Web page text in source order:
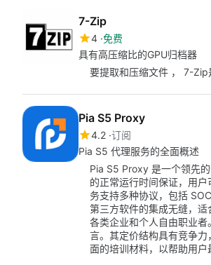
7-Zip
4 免费
具有高压缩比的GPU归档器
要提取和压缩文件 ， 7-Zip
Pia S5 Proxy
4.2 订阅
Pia S5 代理服务的全面概述
Pia S5 Proxy 是一个领先
的正常运行时间保证，用
务支持多种协议，包括
第三方软件的集成无缝，
各类企业和个人自由职业
言。其定价结构具有竞争
面的培训材料，以帮助用户